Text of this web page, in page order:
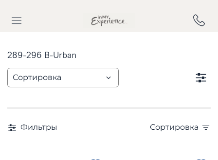
289-296 B-Urban
Фильтры Сортировка